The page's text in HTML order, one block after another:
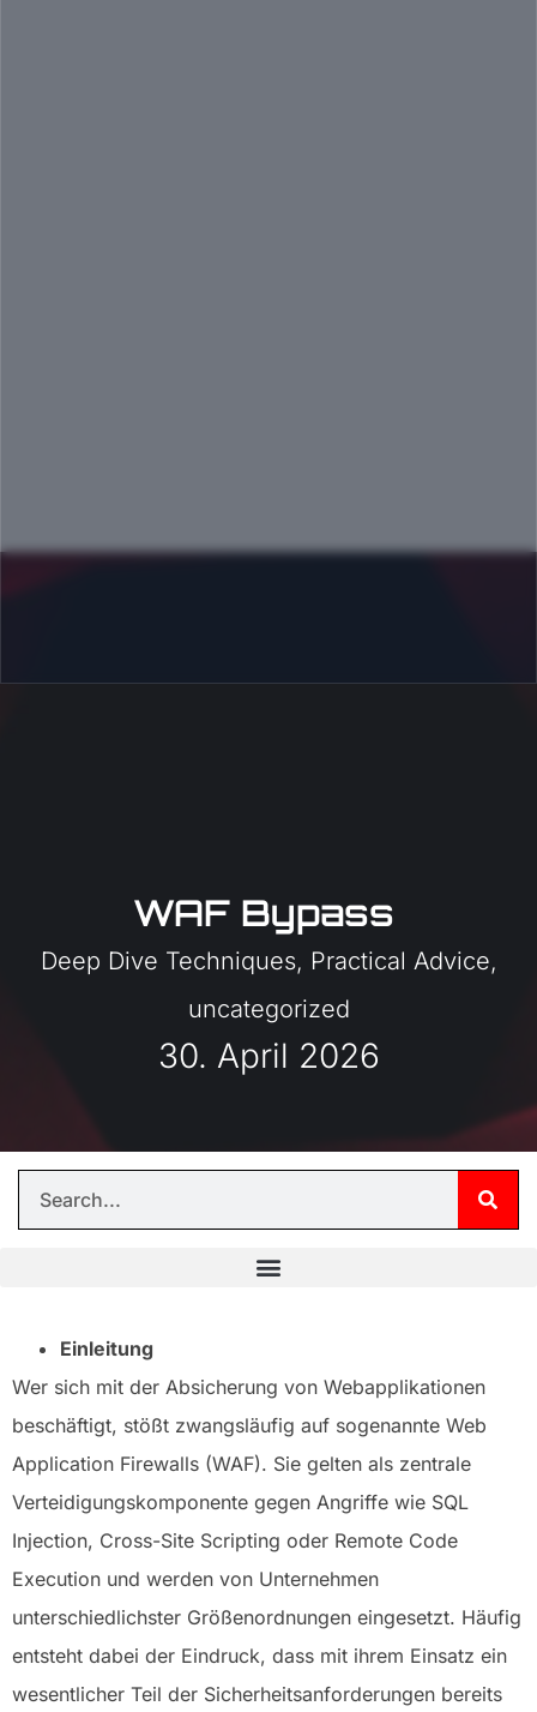
WAF Bypass
Deep Dive Techniques, Practical Advice,
uncategorized
30. April 2026
Einleitung
Wer sich mit der Absicherung von Webapplikationen
beschäftigt, stößt zwangsläufig auf sogenannte Web
Application Firewalls (WAF). Sie gelten als zentrale
Verteidigungskomponente gegen Angriffe wie SQL
Injection, Cross-Site Scripting oder Remote Code
Execution und werden von Unternehmen
unterschiedlichster Größenordnungen eingesetzt. Häufig
entsteht dabei der Eindruck, dass mit ihrem Einsatz ein
wesentlicher Teil der Sicherheitsanforderungen bereits